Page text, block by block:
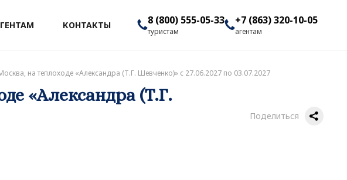
КОНТАКТЫ 8 (800) 555-05-33
туристам
+7 (863) 320-10-05
агентам
на теплоходе «Александра (Т.Г. Шевченко)» с 27.06.2027 по 03.07.2027
«Александра (Т.Г.
Поделиться